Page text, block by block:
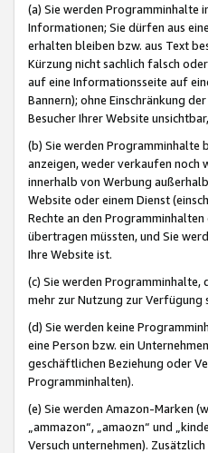
(a) Sie werden Programminhalte
Informationen; Sie dürfen aus
erhalten bleiben bzw. aus Text
Kürzung nicht sachlich falsch
auf eine Informationsseite auf
Bannern); ohne Einschränkung
Besucher Ihrer Website
(b) Sie werden Programminhalte
anzeigen, weder verkaufen noch
innerhalb von Werbung
Website oder einem Dienst
Rechte an den
übertragen müssten, und Sie
Ihre Website ist.
(c) Sie werden Programminhalte,
mehr zur Nutzung zur Verfügung
(d) Sie werden keine
eine Person bzw. ein
geschäftlichen Beziehung oder
Programminhalten).
(e) Sie werden Amazon-Marken
„ammazon“, „amaozn“ und
Versuch unternehmen).